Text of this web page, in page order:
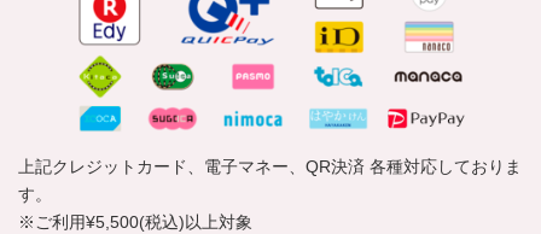
上記クレジットカード、電子マネー、QR決済 各種対応しておりま
す。
※ご利用¥5,500(税込)以上対象